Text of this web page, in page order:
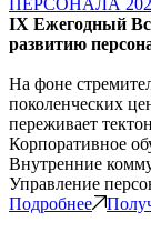
IX Ежегодный
развитию
На фоне
поколенческих
переживает
Корпоративное
Внутренние
Управление
Подробнее